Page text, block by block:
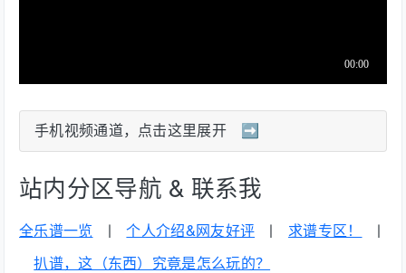
手机视频通道，点击这里展开 ➡️
站内分区导航 & 联系我
全乐谱一览 |个人介绍&网友好评 求谱专区！
扒谱，这（东西）究竟是怎么玩的？